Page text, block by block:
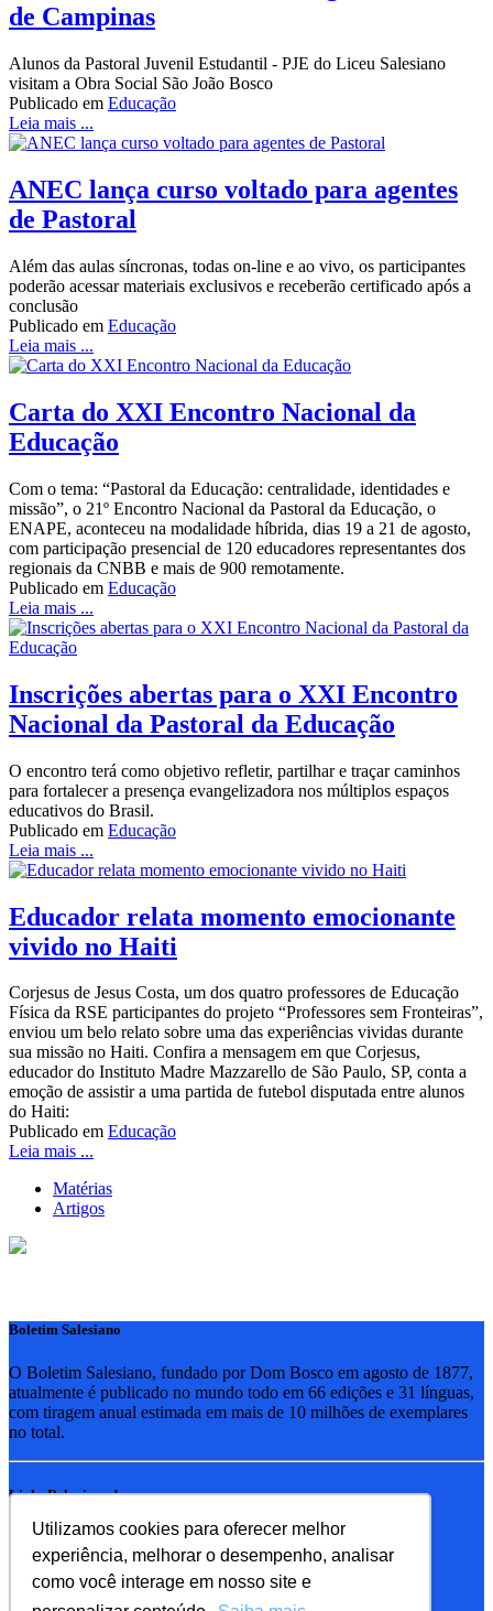
Utilizamos cookies para oferecer melhor
experiência, melhorar o desempenho, analisar
como você interage em nosso site e
de Campinas
Alunos da Pastoral Juvenil Estudantil - PJE do Liceu Salesiano
visitam a Obra Social São João Bosco
Publicado em Educação
Leia mais ...
ANEC lança curso voltado para agentes
de Pastoral
Além das aulas síncronas, todas on-line e ao vivo, os participantes
poderão acessar materiais exclusivos e receberão certificado após a
conclusão
Publicado em Educação
Leia mais ...
Carta do XXI Encontro Nacional da
Educação
Com o tema: “Pastoral da Educação: centralidade, identidades e
missão”, o 21º Encontro Nacional da Pastoral da Educação, o
ENAPE, aconteceu na modalidade híbrida, dias 19 a 21 de agosto,
com participação presencial de 120 educadores representantes dos
regionais da CNBB e mais de 900 remotamente.
Publicado em Educação
Leia mais ...
Inscrições abertas para o XXI Encontro
Nacional da Pastoral da Educação
O encontro terá como objetivo refletir, partilhar e traçar caminhos
para fortalecer a presença evangelizadora nos múltiplos espaços
educativos do Brasil.
Publicado em Educação
Leia mais ...
Educador relata momento emocionante
vivido no Haiti
Corjesus de Jesus Costa, um dos quatro professores de Educação
Física da RSE participantes do projeto “Professores sem Fronteiras”,
enviou um belo relato sobre uma das experiências vividas durante
sua missão no Haiti. Confira a mensagem em que Corjesus,
educador do Instituto Madre Mazzarello de São Paulo, SP, conta a
emoção de assistir a uma partida de futebol disputada entre alunos
do Haiti:
Publicado em Educação
Leia mais ...
Matérias
Artigos
Boletim Salesiano
O Boletim Salesiano, fundado por Dom Bosco em agosto de 1877,
atualmente é publicado no mundo todo em 66 edições e 31 línguas,
com tiragem anual estimada em mais de 10 milhões de exemplares
no total.
Links Relacionados
RSB - Rede Salesiana Brasil
EDEBE - Editora
UPV - União pela Vida